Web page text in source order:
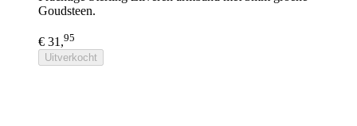
Goudsteen.
€ 31,95
Uitverkocht